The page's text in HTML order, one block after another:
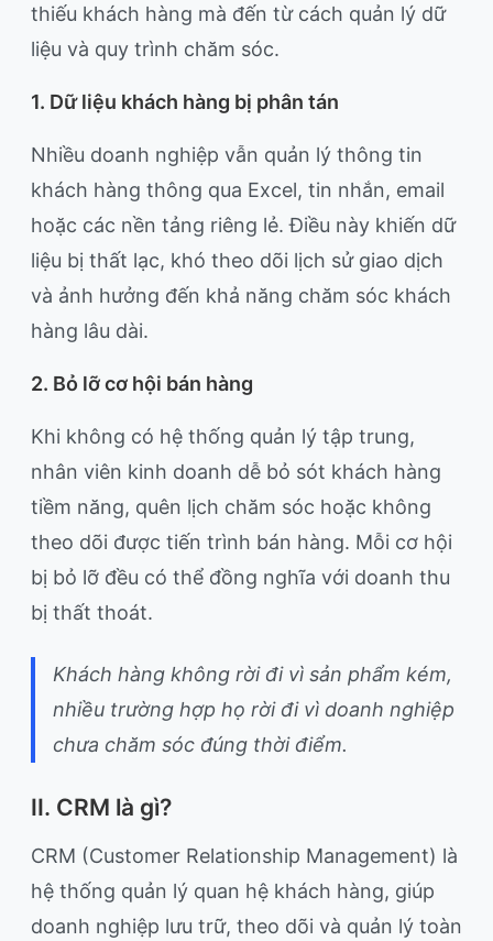
thiếu khách hàng mà đến từ cách quản lý dữ
liệu và quy trình chăm sóc.
1. Dữ liệu khách hàng bị phân tán
Nhiều doanh nghiệp vẫn quản lý thông tin
khách hàng thông qua Excel, tin nhắn, email
hoặc các nền tảng riêng lẻ. Điều này khiến dữ
liệu bị thất lạc, khó theo dõi lịch sử giao dịch
và ảnh hưởng đến khả năng chăm sóc khách
hàng lâu dài.
2. Bỏ lỡ cơ hội bán hàng
Khi không có hệ thống quản lý tập trung,
nhân viên kinh doanh dễ bỏ sót khách hàng
tiềm năng, quên lịch chăm sóc hoặc không
theo dõi được tiến trình bán hàng. Mỗi cơ hội
bị bỏ lỡ đều có thể đồng nghĩa với doanh thu
bị thất thoát.
Khách hàng không rời đi vì sản phẩm kém,
nhiều trường hợp họ rời đi vì doanh nghiệp
chưa chăm sóc đúng thời điểm.
II. CRM là gì?
CRM (Customer Relationship Management) là
hệ thống quản lý quan hệ khách hàng, giúp
doanh nghiệp lưu trữ, theo dõi và quản lý toàn